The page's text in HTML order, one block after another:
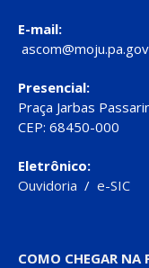
E-mail:
Presencial:
Praça Jarbas
CEP: 68450-000
Eletrônico:
Ouvidoria / e-SIC
COMO CHEGAR NA